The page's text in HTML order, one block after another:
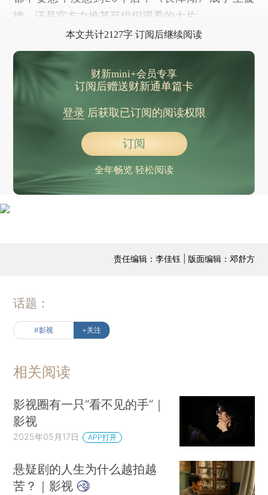
律，还是官方力推甚至组织观看的大片。
本文共计2127字 订阅后继续阅读
财新mini+会员专享
订阅后赠送财新通单篇卡
登录后获取已订阅的阅读权限
订阅
全年畅览 轻松阅读
责任编辑：李佳钰 | 版面编辑：邓舒方
话题：
#影视 +关注
相关阅读
影视圈有一只“看不见的手”｜
影视
2025年05月17日 APP打开
悬疑剧的人生为什么越拍越
苦？｜影视